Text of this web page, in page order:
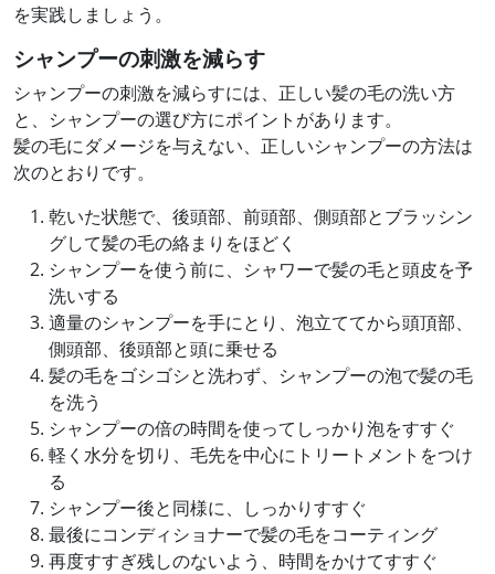
を実践しましょう。
シャンプーの刺激を減らす
シャンプーの刺激を減らすには、正しい髪の毛の洗い方
と、シャンプーの選び方にポイントがあります。
髪の毛にダメージを与えない、正しいシャンプーの方法は
次のとおりです。
乾いた状態で、後頭部、前頭部、側頭部とブラッシン
グして髪の毛の絡まりをほどく
シャンプーを使う前に、シャワーで髪の毛と頭皮を予
洗いする
適量のシャンプーを手にとり、泡立ててから頭頂部、
側頭部、後頭部と頭に乗せる
髪の毛をゴシゴシと洗わず、シャンプーの泡で髪の毛
を洗う
シャンプーの倍の時間を使ってしっかり泡をすすぐ
軽く水分を切り、毛先を中心にトリートメントをつけ
る
シャンプー後と同様に、しっかりすすぐ
最後にコンディショナーで髪の毛をコーティング
再度すすぎ残しのないよう、時間をかけてすすぐ